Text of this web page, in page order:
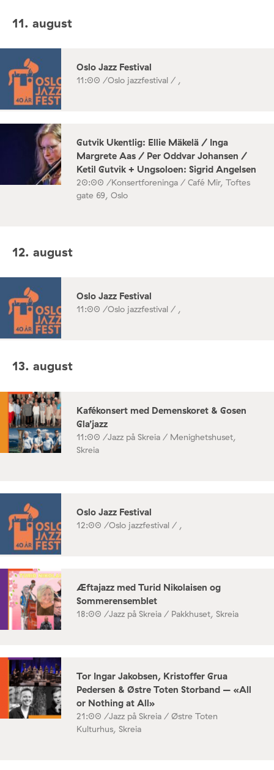
11. august
Oslo Jazz Festival
11:00 /Oslo jazzfestival / ,
Gutvik Ukentlig: Ellie Mäkelä / Inga
Margrete Aas / Per Oddvar Johansen /
Ketil Gutvik + Ungsoloen: Sigrid Angelsen
20:00 /Konsertforeninga / Café Mir, Toftes
gate 69, Oslo
12. august
Oslo Jazz Festival
11:00 /Oslo jazzfestival / ,
13. august
Kafékonsert med Demenskoret & Gosen
Gla’jazz
11:00 /Jazz på Skreia / Menighetshuset,
Skreia
Oslo Jazz Festival
12:00 /Oslo jazzfestival / ,
Æftajazz med Turid Nikolaisen og
Sommerensemblet
18:00 /Jazz på Skreia / Pakkhuset, Skreia
Tor Ingar Jakobsen, Kristoffer Grua
Pedersen & Østre Toten Storband – «All
or Nothing at All»
21:00 /Jazz på Skreia / Østre Toten
Kulturhus, Skreia